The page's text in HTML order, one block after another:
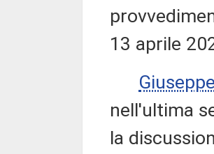
13 aprile
nell'ultima
la